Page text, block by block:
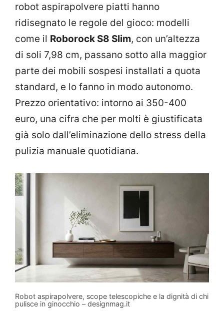
robot aspirapolvere piatti hanno
ridisegnato le regole del gioco: modelli
come il Roborock S8 Slim, con un’altezza
di soli 7,98 cm, passano sotto alla maggior
parte dei mobili sospesi installati a quota
standard, e lo fanno in modo autonomo.
Prezzo orientativo: intorno ai 350-400
euro, una cifra che per molti è giustificata
già solo dall’eliminazione dello stress della
pulizia manuale quotidiana.
Robot aspirapolvere, scope telescopiche e la dignità di chi
pulisce in ginocchio – designmag.it